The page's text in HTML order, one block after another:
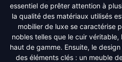
essentiel de prêter attention à
la qualité des matériaux utilisés
mobilier de luxe se caractérise
nobles telles que le cuir
haut de gamme. Ensuite, le
des éléments clés : un meuble